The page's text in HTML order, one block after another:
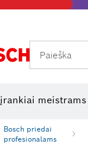
Paieška
meistrams
Bosch priedai
profesionalams